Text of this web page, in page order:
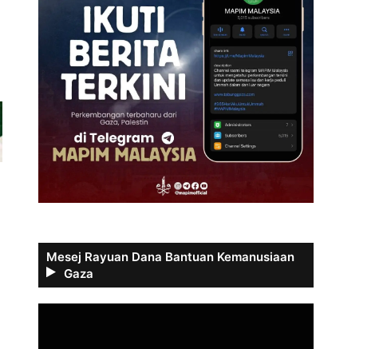
Mesej Rayuan Dana Bantuan Kemanusiaan
Gaza